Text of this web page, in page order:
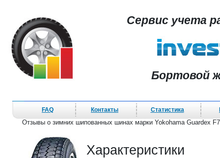
Сервис учета
Бортовой
FAQ Контакты Статистика
Отзывы о зимних шипованных шинах марки Yokohama Guardex
Характеристики